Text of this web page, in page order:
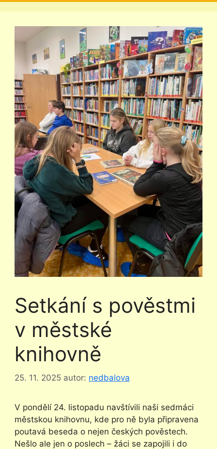
Setkání s pověstmi
v městské
knihovně
25. 11. 2025 autor: nedbalova
V pondělí 24. listopadu navštívili naši sedmáci
městskou knihovnu, kde pro ně byla připravena
poutavá beseda o nejen českých pověstech.
Nešlo ale jen o poslech – žáci se zapojili i do